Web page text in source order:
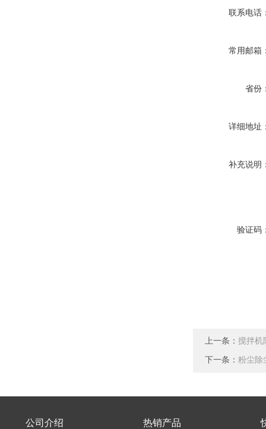
联系电话
常用邮箱
省份
详细地址
补充说明
验证码
上一条： 搅拌机
下一条： 粉尘除
公司介绍 热销产品